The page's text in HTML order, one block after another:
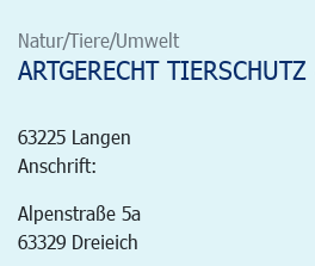
Natur/Tiere/Umwelt
ARTGERECHT
63225 Langen
Anschrift:
Alpenstraße 5a
63329 Dreieich